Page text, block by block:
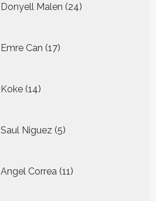
Donyell Malen 24
producten
Emre Can 17
producten
Koke 14
producten
Saul Niguez 5
producten
Angel Correa 11
producten